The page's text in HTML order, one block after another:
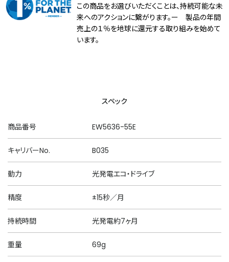
この商品をお選びいただくことは、持続可能な未
来へのアクションに繋がります。ー 製品の年間
売上の１％を地球に還元する取り組みを始めて
います。
スペック
商品番号 EW5636-55E
キャリバーNo. B035
動力 光発電エコ・ドライブ
精度 ±15秒／月
持続時間 光発電約7ヶ月
重量 69g